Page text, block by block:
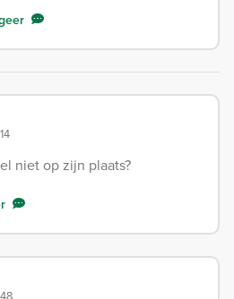
niet op zijn plaats?